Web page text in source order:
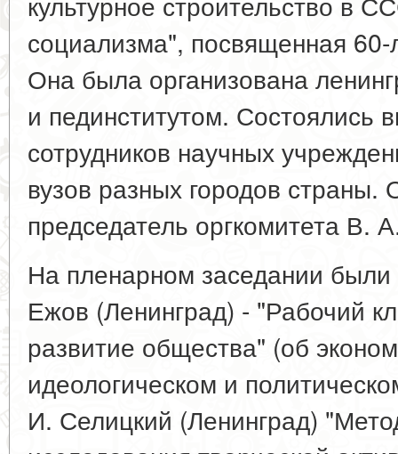
социализма", посвященная
Она была организована
и пединститутом. Состоялись
сотрудников научных
вузов разных городов
председатель оргкомитета В.
На пленарном заседании
Ежов (Ленинград) - "Рабочий
развитие общества" (об
идеологическом и
И. Селицкий (Ленинград)